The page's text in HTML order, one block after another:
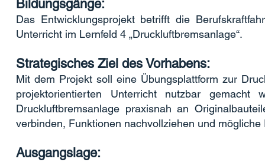
Bildungsgänge:
Das Entwicklungsprojekt betrifft die
Unterricht im Lernfeld 4 „Druckluftbremsanlage“.
Strategisches Ziel des Vorhabens:
Mit dem Projekt soll eine Übungsplattform zur
projektorientierten Unterricht nutzbar
Druckluftbremsanlage praxisnah an
verbinden, Funktionen nachvollziehen und
Ausgangslage: